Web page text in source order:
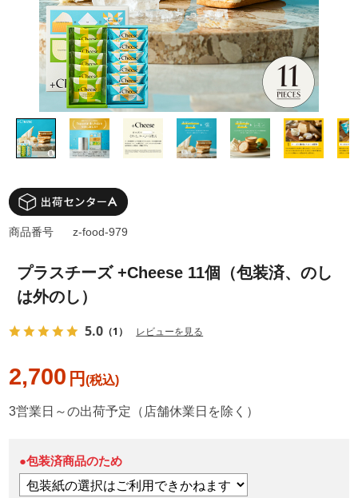
プラスチーズ +Cheese 11個（包装済、のし
は外のし）
5.0 （1） レビューを見る
2,700 円
商品番号 z-food-979
3営業日～の出荷予定（店舗休業日を除く）
●包装済商品のため